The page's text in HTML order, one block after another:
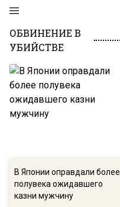
ОБВИНЕНИЕ В
УБИЙСТВЕ
В Японии оправдали более
полувека ожидавшего
казни мужчину